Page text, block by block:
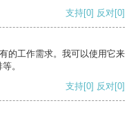
支持[0] 反对[0]
的工作需求。我可以使用它来
。
支持[0] 反对[0]